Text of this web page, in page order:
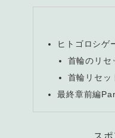
ヒトゴロシゲ
首輪のリセ
首輪リセッ
最終章前編
ス